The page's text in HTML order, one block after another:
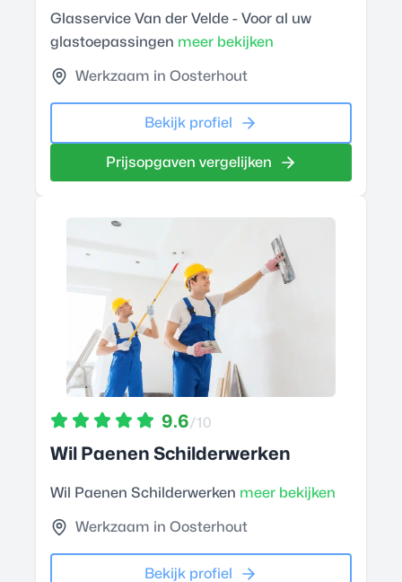
Glasservice Van der Velde - Voor al uw
glastoepassingen meer bekijken
Werkzaam in Oosterhout
Bekijk profiel
Prijsopgaven vergelijken
9.6/10
Wil Paenen Schilderwerken
Wil Paenen Schilderwerken meer bekijken
Werkzaam in Oosterhout
Bekijk profiel